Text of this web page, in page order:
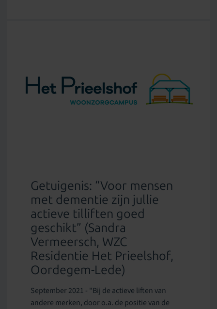
Getuigenis: “Voor mensen
met dementie zijn jullie
actieve tilliften goed
geschikt” (Sandra
Vermeersch, WZC
Residentie Het Prieelshof,
Oordegem-Lede)
September 2021 - "Bij de actieve liften van
andere merken, door o.a. de positie van de